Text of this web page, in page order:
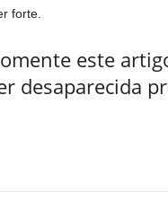
forte.
este
desaparecida